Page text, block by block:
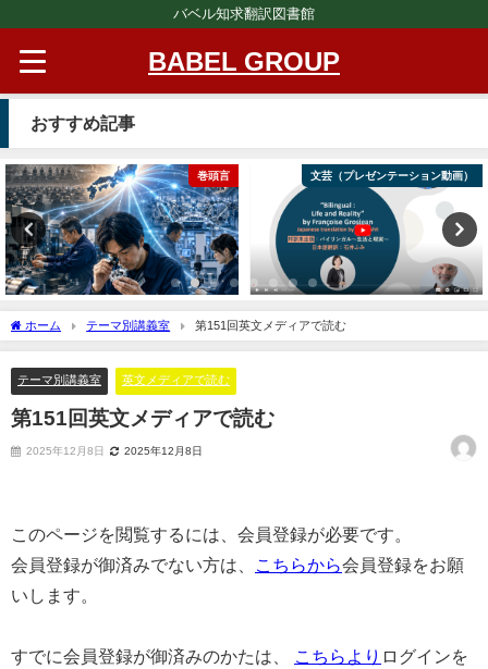
バベル知求翻訳図書館
BABEL GROUP
おすすめ記事
巻頭言 文芸（プレゼンテーション動画）
ホーム テーマ別講義室 第151回英文メディアで読む
テーマ別講義室 英文メディアで読む
第151回英文メディアで読む
2025年12月8日 2025年12月8日
このページを閲覧するには、会員登録が必要です。
会員登録が御済みでない方は、
こちらから会員登録をお願
いします。
すでに会員登録が御済みのかたは、 こちらより ログインを